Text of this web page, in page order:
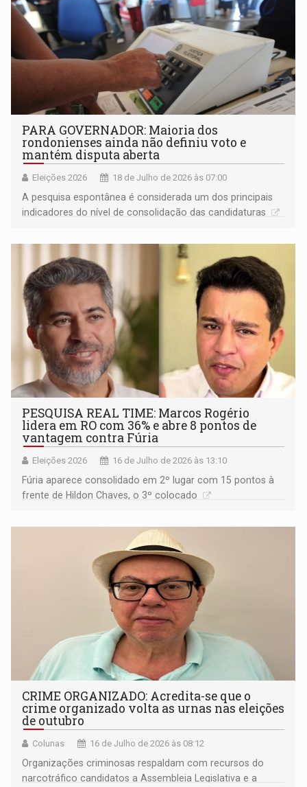
PARA GOVERNADOR: Maioria dos
rondonienses ainda não definiu voto e
mantém disputa aberta
Eleições 2026 18 de Julho de 2026 às 07:00
A pesquisa espontânea é considerada um dos principais
indicadores do nível de consolidação das candidaturas
PESQUISA REAL TIME: Marcos Rogério
lidera em RO com 36% e abre 8 pontos de
vantagem contra Fúria
Eleições 2026 16 de Julho de 2026 às 13:10
Fúria aparece consolidado em 2º lugar com 15 pontos à
frente de Hildon Chaves, o 3º colocado
CRIME ORGANIZADO: Acredita-se que o
crime organizado volta as urnas nas eleições
de outubro
Colunas 16 de Julho de 2026 às 08:12
Organizações criminosas respaldam com recursos do
narcotráfico candidatos a Assembleia Legislativa e a